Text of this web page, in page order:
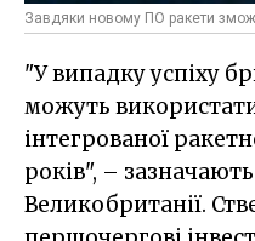
Завдяки новому ПО ракети
"У випадку успіху
можуть
інтегрованої
років", –
Великобританії.